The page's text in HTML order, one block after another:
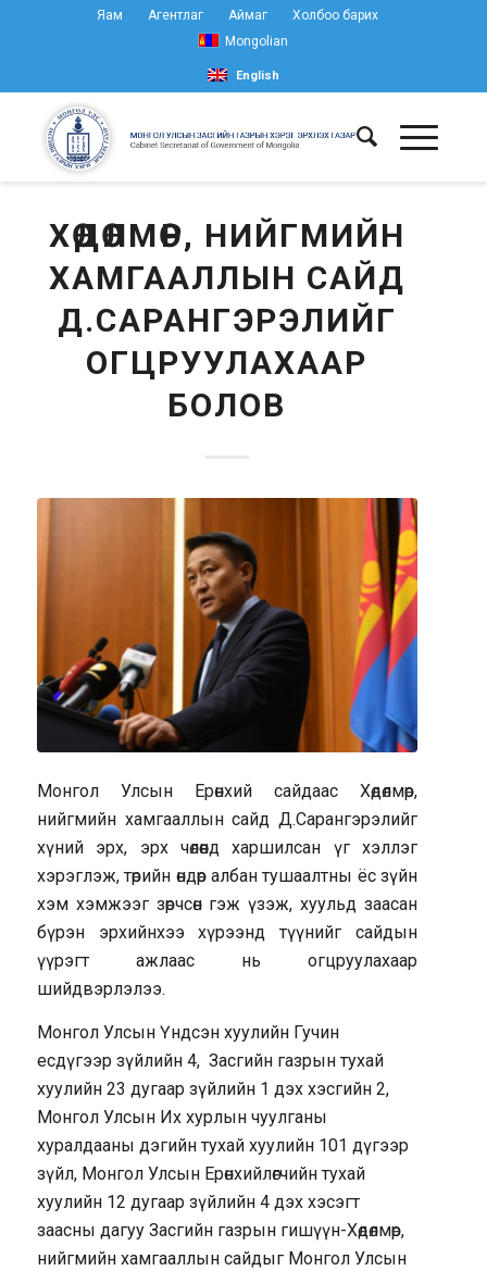
Яам Агентлаг Аймаг
Холбоо барих
Mongolian
English
ХӨДӨЛМӨР, НИЙГМИЙН
ХАМГААЛЛЫН САЙД
Д.САРАНГЭРЭЛИЙГ
ОГЦРУУЛАХААР
БОЛОВ
Монгол Улсын Ерөнхий сайдаас Хөдөлмөр,
нийгмийн хамгааллын сайд Д.Сарангэрэлийг
хүний эрх, эрх чөлөөнд харшилсан үг хэллэг
хэрэглэж, төрийн өндөр албан тушаалтны ёс зүйн
хэм хэмжээг зөрчсөн гэж үзэж, хуульд заасан
бүрэн эрхийнхээ хүрээнд түүнийг сайдын
үүрэгт ажлаас нь огцруулахаар
шийдвэрлэлээ.
Монгол Улсын Үндсэн хуулийн Гучин
есдүгээр зүйлийн 4, Засгийн газрын тухай
хуулийн 23 дугаар зүйлийн 1 дэх хэсгийн 2,
Монгол Улсын Их хурлын чуулганы
хуралдааны дэгийн тухай хуулийн 101 дүгээр
зүйл, Монгол Улсын Ерөнхийлөгчийн тухай
хуулийн 12 дугаар зүйлийн 4 дэх хэсэгт
заасны дагуу Засгийн газрын гишүүн-Хөдөлмөр,
нийгмийн хамгааллын сайдыг Монгол Улсын